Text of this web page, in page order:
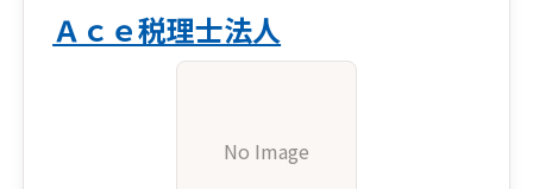
Ａｃｅ税理士法人
No Image